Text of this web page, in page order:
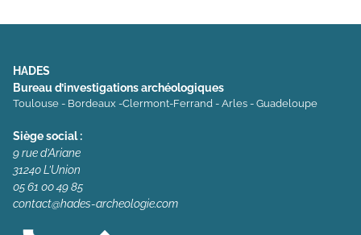
HADES
Bureau d’investigations archéologiques
Toulouse - Bordeaux -Clermont-Ferrand - Arles - Guadeloupe
Siège social :
9 rue d’Ariane
31240 L’Union
05 61 00 49 85
contact@hades-archeologie.com